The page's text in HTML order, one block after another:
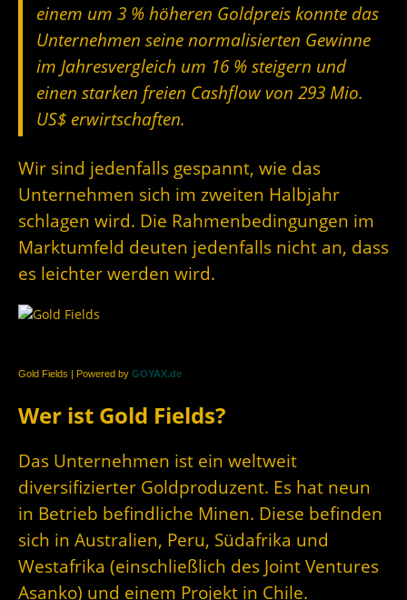
einem um 3 % höheren Goldpreis konnte das
Unternehmen seine normalisierten Gewinne
im Jahresvergleich um 16 % steigern und
einen starken freien Cashflow von 293 Mio.
US$ erwirtschaften.
Wir sind jedenfalls gespannt, wie das
Unternehmen sich im zweiten Halbjahr
schlagen wird. Die Rahmenbedingungen im
Marktumfeld deuten jedenfalls nicht an, dass
es leichter werden wird.
Gold Fields | Powered by GOYAX.de
Wer ist Gold Fields?
Das Unternehmen ist ein weltweit
diversifizierter Goldproduzent. Es hat neun
in Betrieb befindliche Minen. Diese befinden
sich in Australien, Peru, Südafrika und
Westafrika (einschließlich des Joint Ventures
Asanko) und einem Projekt in Chile.